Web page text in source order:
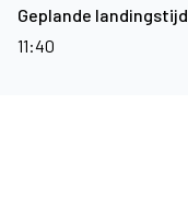
Geplande landingstijd
11:40